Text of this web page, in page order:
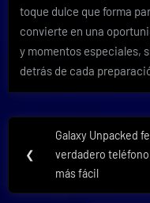
toque dulce que forma
convierte en una
y momentos especiales,
detrás de cada
Navegación
de
entradas
❮
Previous
Post:
Galaxy Unpacked
verdadero
más fácil